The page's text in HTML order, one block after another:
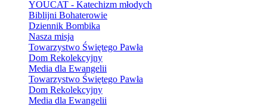
YOUCAT - Katechizm młodych
Biblijni Bohaterowie
Dziennik Bombika
Nasza misja
Towarzystwo Świętego Pawła
Dom Rekolekcyjny
Media dla Ewangelii
Towarzystwo Świętego Pawła
Dom Rekolekcyjny
Media dla Ewangelii